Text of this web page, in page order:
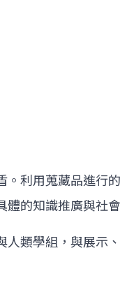
利用蒐藏品進行
的知識推廣與社會
人類學組，與展示